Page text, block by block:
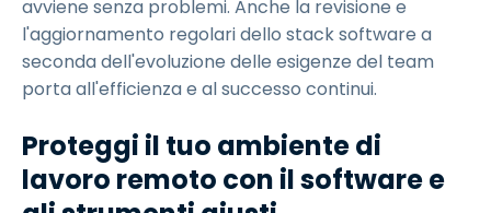
avviene senza problemi. Anche la revisione e
l'aggiornamento regolari dello stack software a
seconda dell'evoluzione delle esigenze del team
porta all'efficienza e al successo continui.
Proteggi il tuo ambiente di
lavoro remoto con il software e